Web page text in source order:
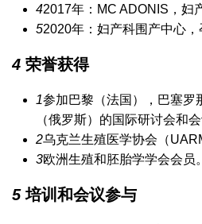
42017年：MC ADONIS，妇
52020年：妇产科围产中心，
4 荣誉获得
1参加巴黎（法国），巴塞罗
（俄罗斯）的国际研讨会和会
2乌克兰生殖医学协会（
3欧洲生殖和胚胎学学会会员。
5培训和会议参与